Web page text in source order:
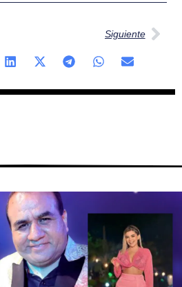
Siguiente
Página
Página
Página
Página